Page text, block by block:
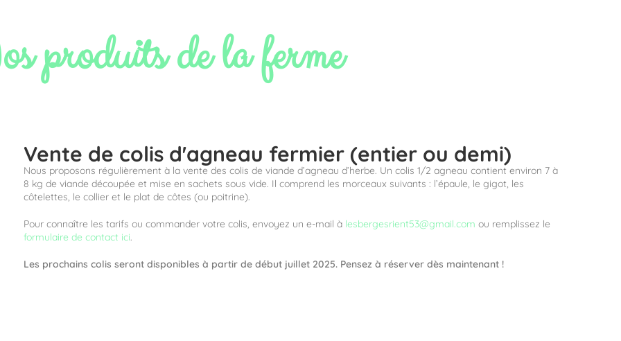
produits de la ferme
Vente de colis d'agneau fermier (entier ou demi)
Nous proposons régulièrement à la vente des colis de viande d’agneau d’herbe. Un colis 1/2 agneau contient environ 7 à
8 kg de viande découpée et mise en sachets sous vide. Il comprend les morceaux suivants : l’épaule, le gigot, les
côtelettes, le collier et le plat de côtes (ou poitrine).
Pour connaître les tarifs ou commander votre colis, envoyez un e-mail à lesbergesrient53@gmail.com ou remplissez le
formulaire de contact ici.
Les prochains colis seront disponibles à partir de début juillet 2025. Pensez à réserver dès maintenant !